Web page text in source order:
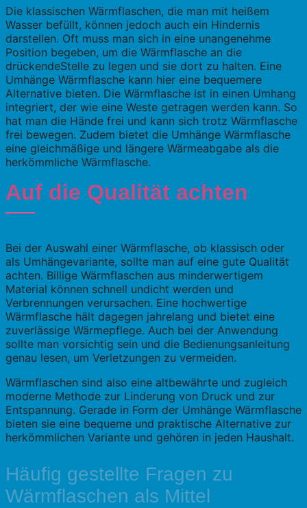
Die klassischen Wärmflaschen, die man mit heißem
Wasser befüllt, können jedoch auch ein Hindernis
darstellen. Oft muss man sich in eine unangenehme
Position begeben, um die Wärmflasche an die
drückendeStelle zu legen und sie dort zu halten. Eine
Umhänge Wärmflasche kann hier eine bequemere
Alternative bieten. Die Wärmflasche ist in einen Umhang
integriert, der wie eine Weste getragen werden kann. So
hat man die Hände frei und kann sich trotz Wärmflasche
frei bewegen. Zudem bietet die Umhänge Wärmflasche
eine gleichmäßige und längere Wärmeabgabe als die
herkömmliche Wärmflasche.
Auf die Qualität achten
Bei der Auswahl einer Wärmflasche, ob klassisch oder
als Umhängevariante, sollte man auf eine gute Qualität
achten. Billige Wärmflaschen aus minderwertigem
Material können schnell undicht werden und
Verbrennungen verursachen. Eine hochwertige
Wärmflasche hält dagegen jahrelang und bietet eine
zuverlässige Wärmepflege. Auch bei der Anwendung
sollte man vorsichtig sein und die Bedienungsanleitung
genau lesen, um Verletzungen zu vermeiden.
Wärmflaschen sind also eine altbewährte und zugleich
moderne Methode zur Linderung von Druck und zur
Entspannung. Gerade in Form der Umhänge Wärmflasche
bieten sie eine bequeme und praktische Alternative zur
herkömmlichen Variante und gehören in jeden Haushalt.
Häufig gestellte Fragen zu
Wärmflaschen als Mittel